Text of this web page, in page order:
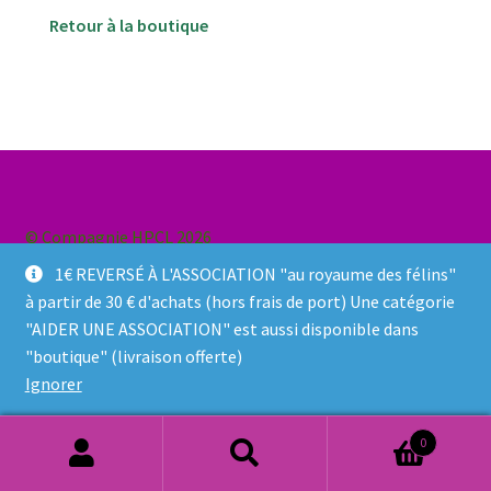
1€ REVERSÉ À L'ASSOCIATION "au royaume des félins"
à partir de 30 € d'achats (hors frais de port) Une catégorie
"AIDER UNE ASSOCIATION" est aussi disponible dans
"boutique" (livraison offerte)
Ignorer
Ma Présentation
Panier
Commande
MERCI POUR VOTRE COMMANDE
Vos photos/avis
Retour à la boutique
© Compagnie HPCL 2026
Politique de confidentialité
Built with WooCommerce
Recherche
Recherche
0